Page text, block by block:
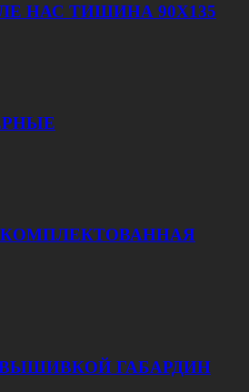
НАС ТИШИНА 90Х135
ГАБАРДИН